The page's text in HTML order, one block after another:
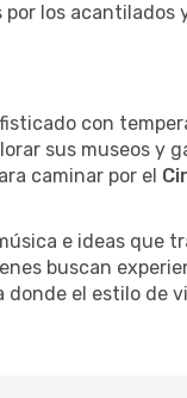
los
con
sus museos y
caminar por el
e ideas que
buscan
el estilo de